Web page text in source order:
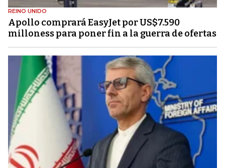
REINO UNIDO
Apollo comprará EasyJet por US$7.590
milloness para poner fin a la guerra de ofertas